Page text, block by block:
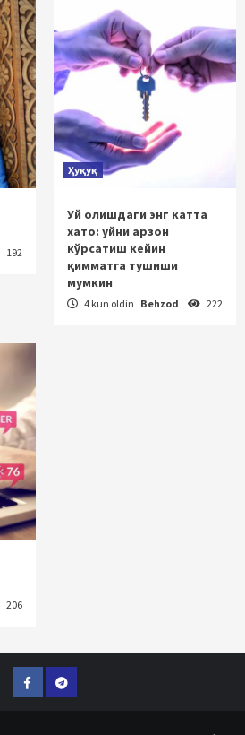
192
Ҳуқуқ
Уй олишдаги энг катта
хато: уйни арзон
кўрсатиш кейин
қимматга тушиши
мумкин
4 kun oldin Behzod 222
206
FacebookTelegram